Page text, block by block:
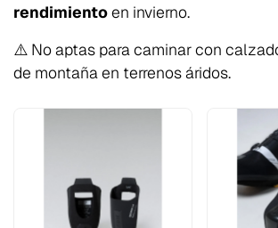
rendimientoen invierno.
⚠️ No aptas para caminar con
de montaña en terrenos áridos.